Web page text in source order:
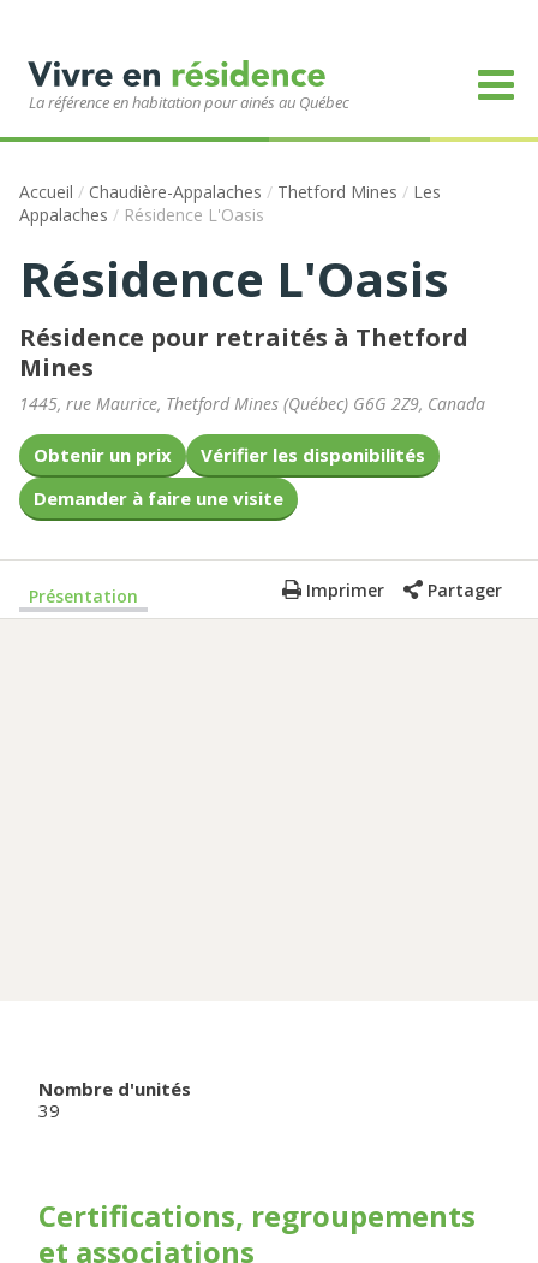
La référence en habitation pour ainés au Québec
Accueil / Chaudière-Appalaches / Thetford Mines / Les
Appalaches / Résidence L'Oasis
Résidence L'Oasis
Résidence pour retraités à Thetford
Mines
1445, rue Maurice, Thetford Mines (Québec) G6G 2Z9, Canada
Obtenir un prix
Vérifier les disponibilités
Demander à faire une visite
Présentation Imprimer Partager
Nombre d'unités
39
Certifications, regroupements
et associations